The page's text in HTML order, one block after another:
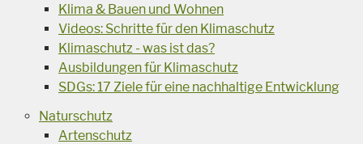
Klima & Bauen und Wohnen
Videos: Schritte für den Klimaschutz
Klimaschutz - was ist das?
Ausbildungen für Klimaschutz
SDGs: 17 Ziele für eine nachhaltige Entwicklung
Naturschutz
Artenschutz